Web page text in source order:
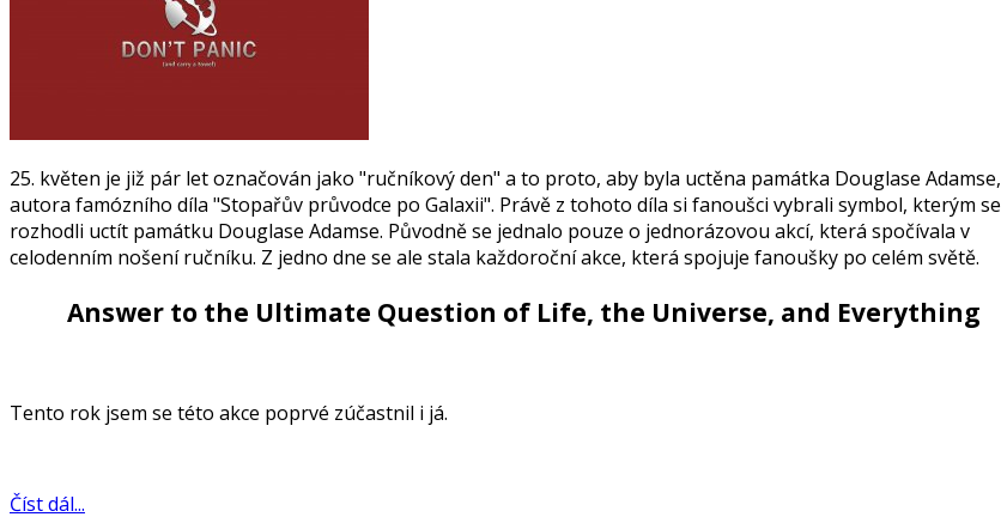
25. květen je již pár let označován jako "ručníkový den" a to proto, aby byla uctěna památka Douglase Adamse,
autora famózního díla "Stopařův průvodce po Galaxii". Právě z tohoto díla si fanoušci vybrali symbol, kterým se
rozhodli uctít památku Douglase Adamse. Původně se jednalo pouze o jednorázovou akcí, která spočívala v
celodenním nošení ručníku. Z jedno dne se ale stala každoroční akce, která spojuje fanoušky po celém světě.
Answer to the Ultimate Question of Life, the Universe, and Everything
Tento rok jsem se této akce poprvé zúčastnil i já.
Číst dál...